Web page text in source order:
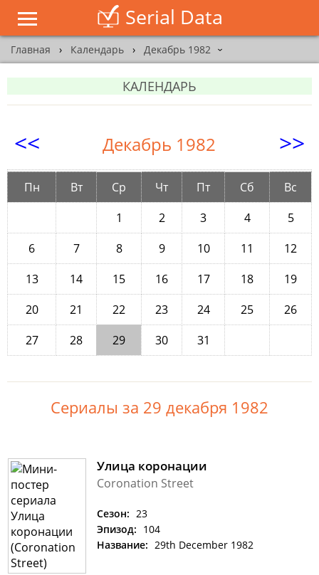
Serial Data
Главная › Календарь › Декабрь 1982 ›
КАЛЕНДАРЬ
<< Декабрь 1982 >>
Пн Вт Ср Чт Пт Сб
Вс
1
2 3 4
5
6
7 8 9 10 11
12
13
14 15 16 17 18
19
20
21 22 23 24 25
26
27
28 29 30 31
Сериалы за 29 декабря 1982
Улица коронации
Coronation Street
Сезон: 23
Эпизод: 104
Название: 29th December 1982